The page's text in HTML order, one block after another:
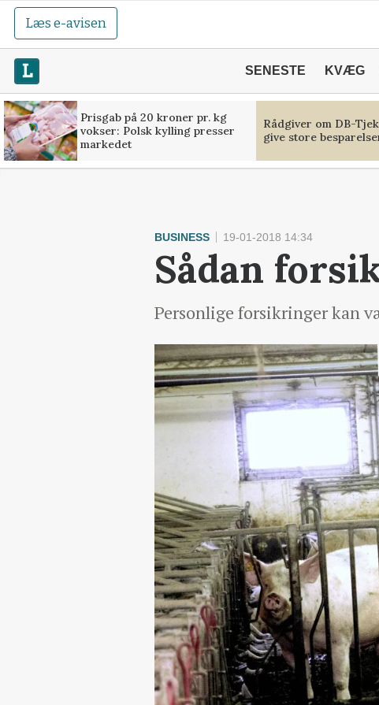
Læs e-avisen
SENESTE KVÆG
Prisgab på 20 kroner pr. kg
vokser: Polsk kylling presser
markedet
Rådgiver om DB-
give store
BUSINESS 19-01-2018 14:34
Sådan
Personlige forsikringer kan